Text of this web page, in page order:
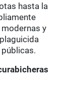
hasta la
y